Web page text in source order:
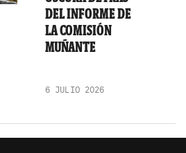
DEL INFORME DE
LA COMISIÓN
MUÑANTE
6 JULIO 2026